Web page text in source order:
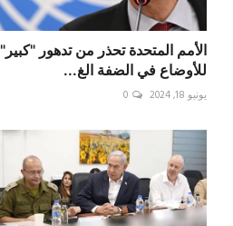
الأمم المتحدة تحذر من تدهور "كبير"
للأوضاع في الضفة الغ...
يونيو 18, 2024 0